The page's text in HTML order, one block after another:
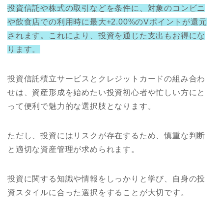
投資信託や株式の取引などを条件に、対象のコンビニ
や飲食店での利用時に最大+2.00%のVポイントが還元
されます。これにより、投資を通じた支出もお得にな
ります。
投資信託積立サービスとクレジットカードの組み合わ
せは、資産形成を始めたい投資初心者や忙しい方にと
って便利で魅力的な選択肢となります。
ただし、投資にはリスクが存在するため、慎重な判断
と適切な資産管理が求められます。
投資に関する知識や情報をしっかりと学び、自身の投
資スタイルに合った選択をすることが大切です。